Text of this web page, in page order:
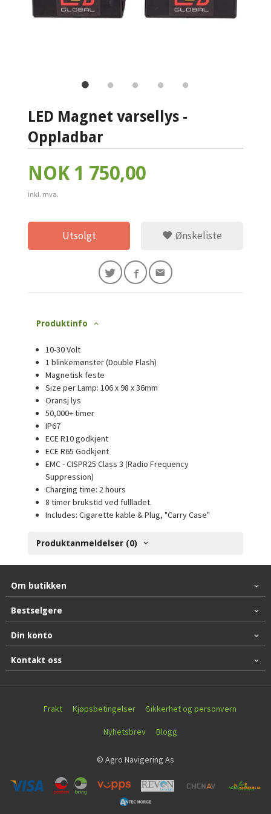
LED Magnet varsellys -
Oppladbar
Pris
NOK 1 750,00
inkl. mva.
Utsolgt Ønskeliste
Produktinfo
10-30 Volt
1 blinkemønster (Double Flash)
Magnetisk feste
Size per Lamp: 106 x 98 x 36mm
Oransj lys
50,000+ timer
IP67
ECE R10 godkjent
ECE R65 Godkjent
EMC - CISPR25 Class 3 (Radio Frequency
Suppression)
Charging time: 2 hours
8 timer brukstid ved fullladet.
Includes: Cigarette kable & Plug, "Carry Case"
Produktanmeldelser (0)
Om butikken
Bestselgere
Din konto
Kontakt oss
Frakt Kjøpsbetingelser Sikkerhet og personvern
Nyhetsbrev Blogg
© Agro Navigering As